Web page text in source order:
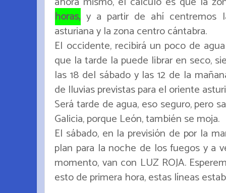
horas,y a partir de ahí centremos
asturiana y la zona centro cántabra.
El occidente, recibirá un poco de
que la tarde la puede librar en seco,
las 18 del sábado y las 12 de la
de lluvias previstas para el oriente
Será tarde de agua, eso seguro, pero
Galicia, porque León, también se moja.
El sábado, en la previsión de por la
plan para la noche de los fuegos y a
momento, van con LUZ ROJA.
esto de primera hora, estas líneas